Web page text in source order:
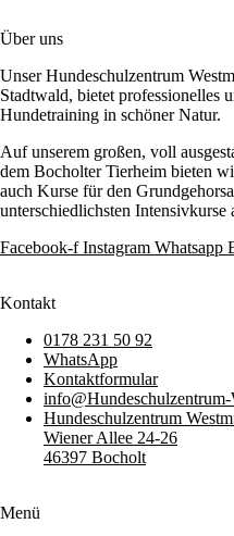
Über uns
Unser Hundeschulzentrum
Stadtwald, bietet professionelles
Hundetraining in schöner Natur.
Auf unserem großen, voll
dem Bocholter Tierheim bieten
auch Kurse für den
unterschiedlichsten Intensivkurse
Facebook-f Instagram Whatsapp
Kontakt
0178 231 50 92
WhatsApp
Kontaktformular
Hundeschulzentrum
Wiener Allee 24-26
46397 Bocholt
Menü